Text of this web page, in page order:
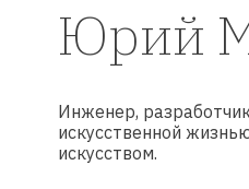
Юрий
Инженер,
искусственной
искусством.